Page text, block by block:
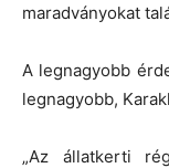
maradványokat
A legnagyobb
legnagyobb,
„Az állatkerti